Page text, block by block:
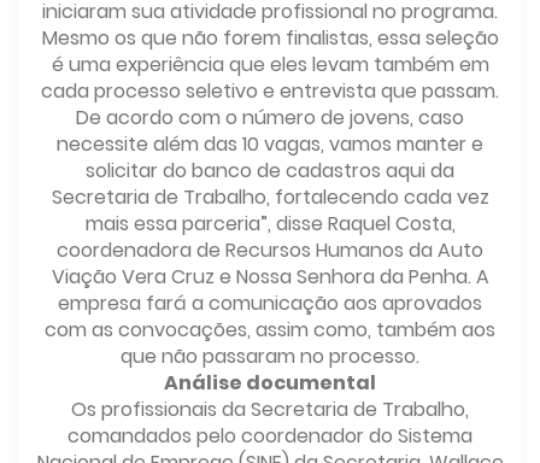
iniciaram sua atividade profissional no programa.
Mesmo os que não forem finalistas, essa seleção
é uma experiência que eles levam também em
cada processo seletivo e entrevista que passam.
De acordo com o número de jovens, caso
necessite além das 10 vagas, vamos manter e
solicitar do banco de cadastros aqui da
Secretaria de Trabalho, fortalecendo cada vez
mais essa parceria”, disse Raquel Costa,
coordenadora de Recursos Humanos da Auto
Viação Vera Cruz e Nossa Senhora da Penha. A
empresa fará a comunicação aos aprovados
com as convocações, assim como, também aos
que não passaram no processo.
Análise documental
Os profissionais da Secretaria de Trabalho,
comandados pelo coordenador do Sistema